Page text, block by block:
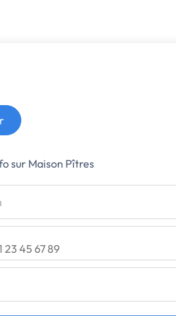
sur Maison Pîtres